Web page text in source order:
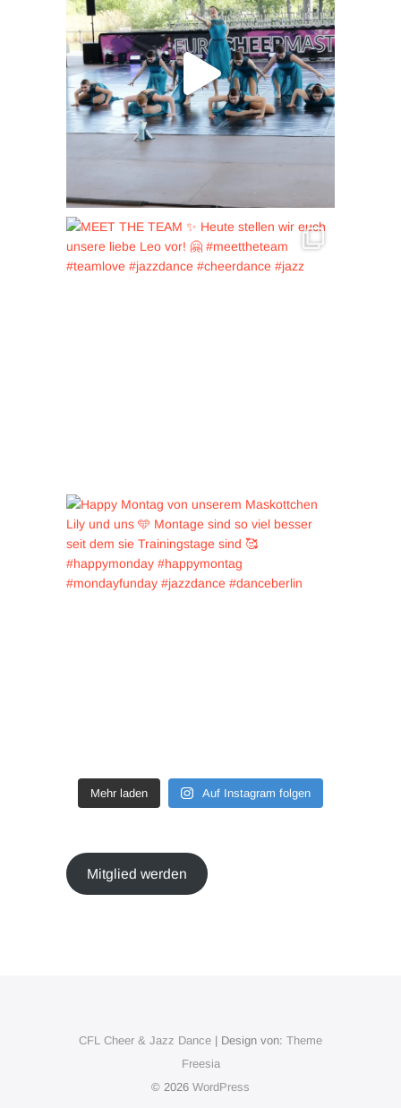
Mehr laden Auf Instagram folgen
Mitglied werden
CFL Cheer & Jazz Dance | Design von: Theme
Freesia
© 2026 WordPress